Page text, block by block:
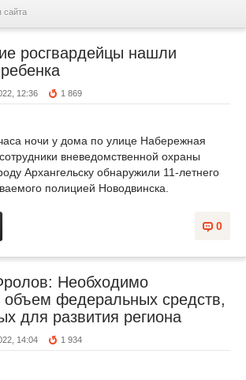
сайта
росгвардейцы нашли
12:36 1 869
ночи у дома по улице Набережная
вневедомственной охраны
Архангельску обнаружили 11-летнего
полицией Новодвинска.
0
Необходимо
объем федеральных средств,
для развития региона
14:04 1 934